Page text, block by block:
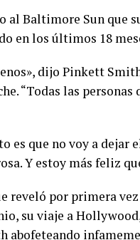
Baltimore Sun que
en los últimos 18
dijo Pinkett
“Todas las
es que no voy a
Y estoy más feliz
reveló por primera
su viaje a
abofeteando